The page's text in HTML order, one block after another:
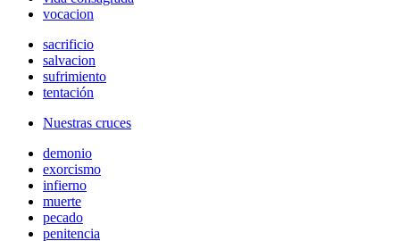
vocacion
sacrificio
salvacion
sufrimiento
tentación
Nuestras cruces
demonio
exorcismo
infierno
muerte
pecado
penitencia